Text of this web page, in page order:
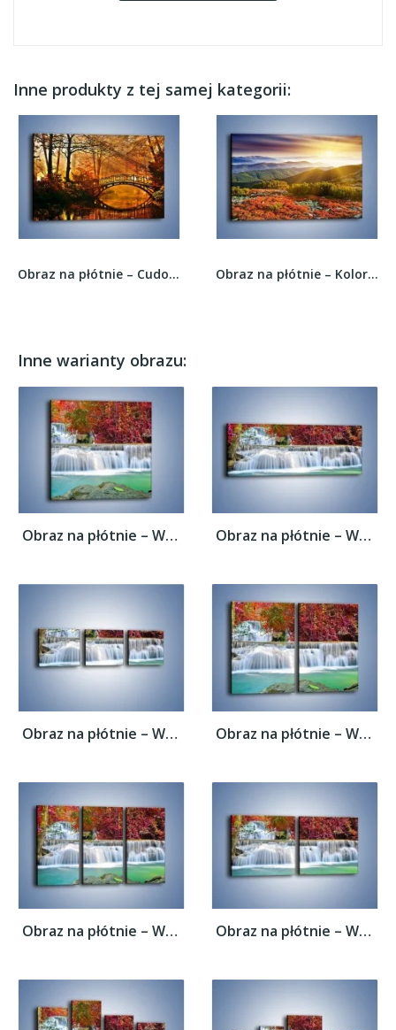
Inne produkty z tej samej kategorii:
Obraz na płótnie – Cudowny spacer jesienną porą... Obraz na płótnie – Kolory zachodzącego słońca...
Inne warianty obrazu:
Obraz na płótnie – Wodospad wśród... Obraz na płótnie – Wodospad wśród...
Obraz na płótnie – Wodospad wśród... Obraz na płótnie – Wodospad wśród...
Obraz na płótnie – Wodospad wśród... Obraz na płótnie – Wodospad wśród...